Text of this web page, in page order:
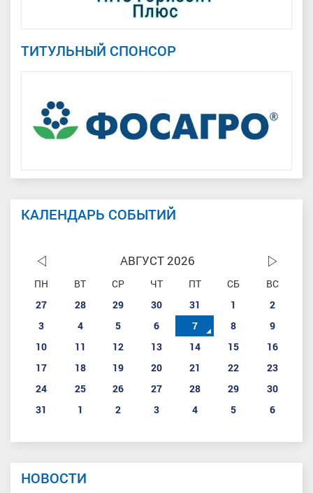
ТИТУЛЬНЫЙ СПОНСОР
КАЛЕНДАРЬ СОБЫТИЙ
АВГУСТ 2026
ПН ВТ СР ЧТ ПТ СБ
ВС
27
28 29 30 31 1
2
3
4 5 6 7 8
9
10
11 12 13 14 15
16
17
18 19 20 21 22
23
24
25 26 27 28 29
30
31
1 2 3 4 5 6
НОВОСТИ